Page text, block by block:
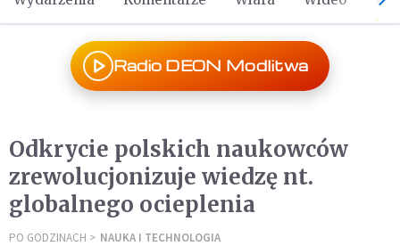
Radio DEON Modlitwa
Odkrycie polskich naukowców
zrewolucjonizuje wiedzę nt.
globalnego ocieplenia
PO GODZINACH NAUKA I TECHNOLOGIA